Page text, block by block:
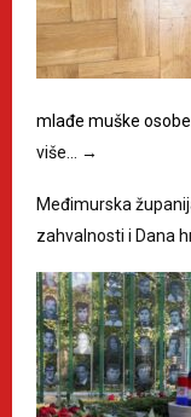
mlađe muške
više… →
Međimurska
zahvalnosti i Dana